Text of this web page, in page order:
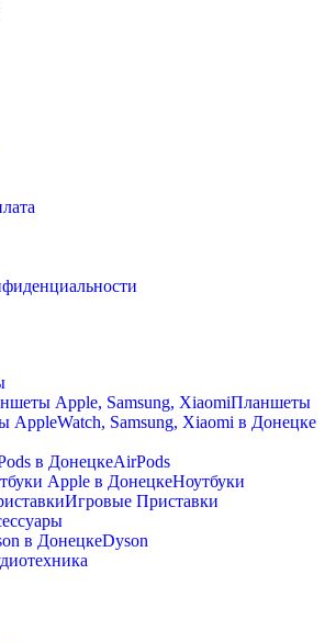
Планшеты
AirPods
Ноутбуки
Игровые Приставки
Dyson